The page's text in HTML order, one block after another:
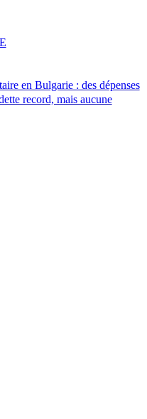
en Bulgarie : des dépenses
record, mais aucune